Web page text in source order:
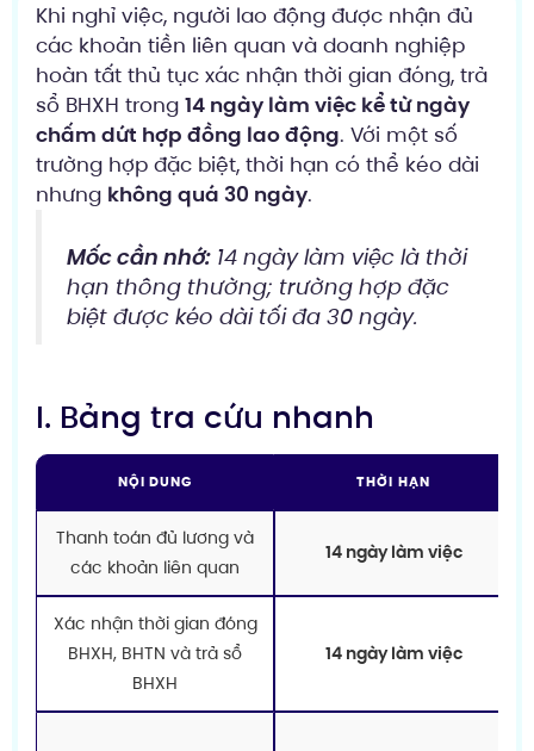
Khi nghỉ việc, người lao động được nhận đủ
các khoản tiền liên quan và doanh nghiệp
hoàn tất thủ tục xác nhận thời gian đóng, trả
sổ BHXH trong 14 ngày làm việc kể từ ngày
chấm dứt hợp đồng lao động. Với một số
trường hợp đặc biệt, thời hạn có thể kéo dài
nhưng không quá 30 ngày.
Mốc cần nhớ:14 ngày làm việc là thời
hạn thông thường; trường hợp đặc
biệt được kéo dài tối đa 30 ngày.
I. Bảng tra cứu nhanh
NỘI DUNG THỜI HẠN
Thanh toán đủ lương và
các khoản liên quan
14 ngày làm việc
Xác nhận thời gian đóng
BHXH, BHTN và trả sổ
BHXH
14 ngày làm việc